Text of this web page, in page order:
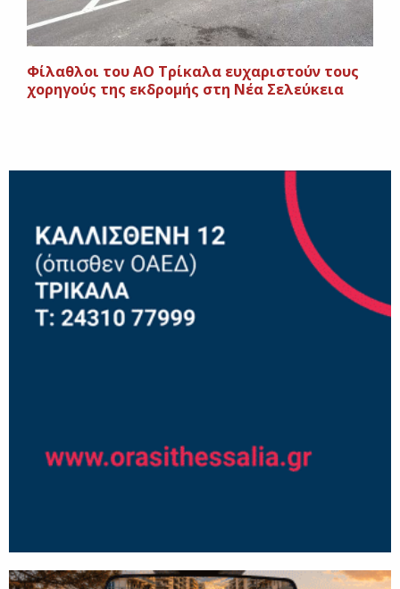
Φίλαθλοι του ΑΟ Τρίκαλα ευχαριστούν τους
χορηγούς της εκδρομής στη Νέα Σελεύκεια